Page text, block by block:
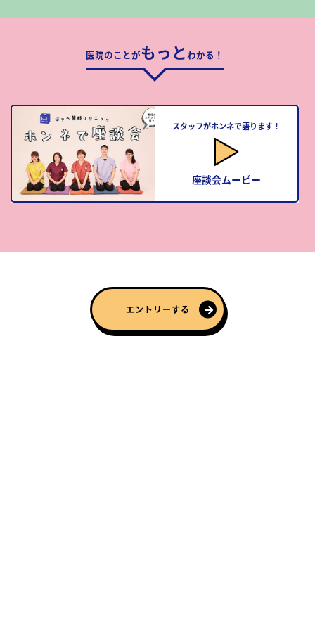
医院のことがもっとわかる！
スタッフがホンネで語ります！
座談会ムービー
エントリーする